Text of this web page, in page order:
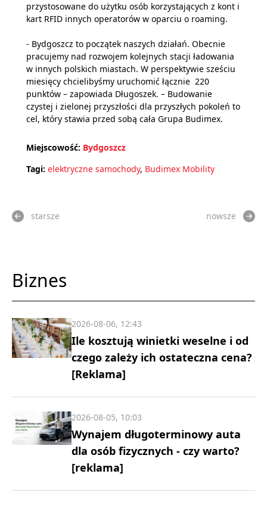
przystosowane do użytku osób korzystających z kont i
kart RFID innych operatorów w oparciu o roaming.
- Bydgoszcz to początek naszych działań. Obecnie
pracujemy nad rozwojem kolejnych stacji ładowania
w innych polskich miastach. W perspektywie sześciu
miesięcy chcielibyśmy uruchomić łącznie 220
punktów – zapowiada Długoszek. – Budowanie
czystej i zielonej przyszłości dla przyszłych pokoleń to
cel, który stawia przed sobą cała Grupa Budimex.
Miejscowość: Bydgoszcz
Tagi: elektryczne samochody, Budimex Mobility
starsze nowsze
Biznes
Ile kosztują winietki weselne i od
czego zależy ich ostateczna cena?
[Reklama]
2026-08-06, 12:43
Wynajem długoterminowy auta
dla osób fizycznych - czy warto?
[reklama]
2026-08-05, 10:03